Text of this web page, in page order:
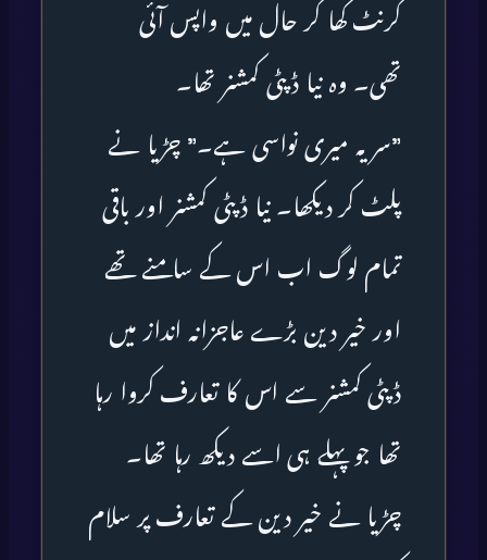
کرنٹ کھا کر حال میں واپس آئی
تھی۔ وہ نیا ڈپٹی کمشنر تھا۔
”سر یہ میری نواسی ہے۔” چڑیا نے
پلٹ کر دیکھا۔ نیا ڈپٹی کمشنر اور باقی
تمام لوگ اب اس کے سامنے تھے
اور خیر دین بڑے عاجزانہ انداز میں
ڈپٹی کمشنر سے اس کا تعارف کروا رہا
تھا جو پہلے ہی اسے دیکھ رہا تھا۔
چڑیا نے خیر دین کے تعارف پر سلام